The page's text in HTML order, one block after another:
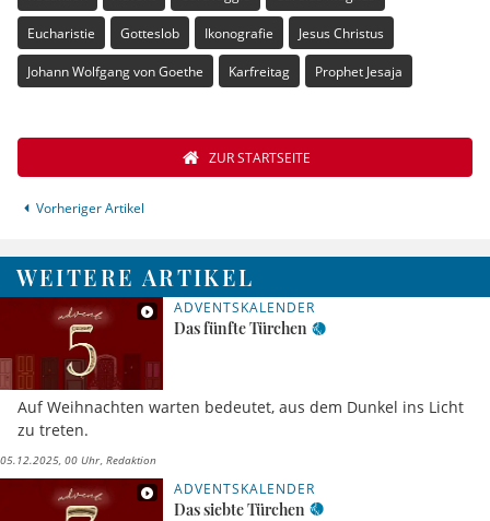
Eucharistie Gotteslob Ikonografie Jesus Christus
Johann Wolfgang von Goethe Karfreitag Prophet Jesaja
Vorheriger Artikel
ZUR STARTSEITE
WEITERE ARTIKEL
ADVENTSKALENDER
Das fünfte Türchen
Auf Weihnachten warten bedeutet, aus dem Dunkel ins Licht
zu treten.
05.12.2025, 00 Uhr Redaktion
ADVENTSKALENDER
Das siebte Türchen